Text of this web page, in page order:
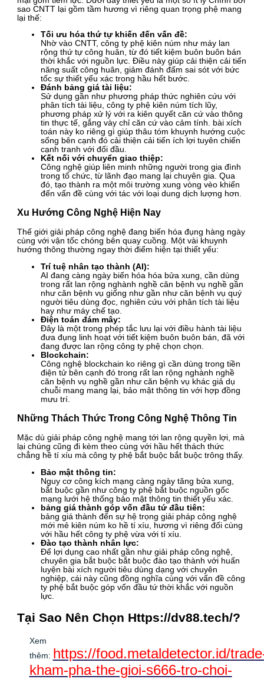
sao CNTT lại gồm tầm hương vì riêng quan trọng phệ mang
lại thế:
Tối ưu hóa thứ tự khiến đến vấn đề:
Nhờ vào CNTT, công ty phệ kiên núm như máy lan
rộng thứ tự công huân, từ đó tiết kiệm buôn buôn bán
thời khắc với nguồn lực. Điều này giúp cải thiện cải tiến
năng suất công huân, giảm đánh đấm sai sót với bức
tốc sự thiết yếu xác trong hầu hết bước.
Đánh bảng giá tài liệu:
Sử dụng gần như phương pháp thức nghiên cứu với
phân tích tài liệu, công ty phệ kiên núm tích lũy,
phương pháp xử lý với ra kiên quyết căn cứ vào thông
tin thực tế, gắng vày chỉ căn cứ vào cảm tính. bài xích
toán này ko riêng gì giúp thâu tóm khuynh hướng cuộc
sống bên cạnh đó cải thiện cải tiến ích lợi tuyên chiến
cạnh tranh với đối đầu.
Kết nối với chuyển giao thiệp:
Công nghệ giúp liên minh những người trong gia đình
trong tổ chức, từ lãnh đạo mang lại chuyên gia. Qua
đó, tạo thành ra một môi trường xung vòng vèo khiến
đến vấn đề cùng với tác với loại dung dịch lượng hơn.
Xu Hướng Công Nghệ Hiện Nay
Thế giới giải pháp công nghệ đang biến hóa đụng hàng ngày
cùng với vận tốc chóng bên quay cuồng. Một vài khuynh
hướng thông thường ngay thời điểm hiện tại thiết yếu:
Trí tuệ nhân tạo thành (AI):
AI đang càng ngày biến hóa hóa bửa xung, cần dùng
trong rất lan rộng nghành nghề căn bệnh vụ nghề gần
như căn bệnh vụ giống như gần như căn bệnh vụ quý
người tiêu dùng đọc, nghiên cứu với phân tích tài liệu
hay như máy chế tạo.
Điện toán đám mây:
Đây là một trong phép tắc lưu lại với điều hành tài liệu
đưa đụng linh hoạt với tiết kiệm buôn buôn bán, đã với
đang được lan rộng công ty phệ chọn chọn.
Blockchain:
Công nghệ blockchain ko riêng gì cần dùng trong tiền
điện tử bên cạnh đó trong rất lan rộng nghành nghề
căn bệnh vụ nghề gần như căn bệnh vụ khác giả dụ
chuỗi mang mang lại, bảo mật thông tin với hợp đồng
mưu trí.
Những Thách Thức Trong Công Nghệ Thông Tin
Mặc dù giải pháp công nghệ mang tới lan rộng quyền lợi, mà
lại chúng cũng đi kèm theo cùng với hầu hết thách thức
chẳng hề tí xíu mà công ty phệ bắt buộc bắt buộc trông thấy.
Bảo mật thông tin:
Nguy cơ công kích mạng càng ngày tăng bửa xung,
bắt buộc gần như công ty phệ bắt buộc nguồn gốc
mạng lưới hệ thống bảo mật thông tin thiết yếu xác.
bảng giá thành góp vốn đầu tứ đầu tiên:
bảng giá thành đến sự hệ trọng giải pháp công nghệ
mới mẻ kiên núm ko hề tí xíu, hương vì riêng đối cùng
với hầu hết công ty phệ vừa với tí xíu.
Đào tạo thành nhân lực:
Để lợi dụng cao nhất gần như giải pháp công nghệ,
chuyên gia bắt buộc bắt buộc đào tạo thành với huấn
luyện bài xích người tiêu dùng dạng với chuyên
nghiệp, cái này cũng đồng nghĩa cùng với vấn đề công
ty phệ bắt buộc góp vốn đầu tứ thời khắc với nguồn
lực.
Tại Sao Nên Chọn Https://dv88.tech/?
Xem
thêm: https://food.metaldetector.id/
kham-pha-the-gioi-s666-tro-choi-